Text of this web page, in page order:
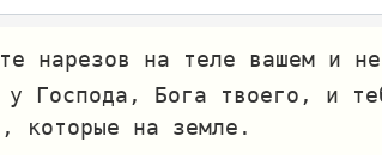
нарезов на теле вашем и
у Господа, Бога твоего, и
которые на земле.